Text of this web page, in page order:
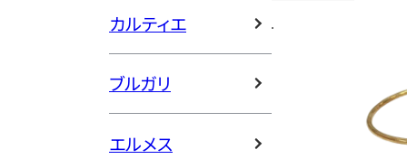
カルティエ
ブルガリ
エルメス